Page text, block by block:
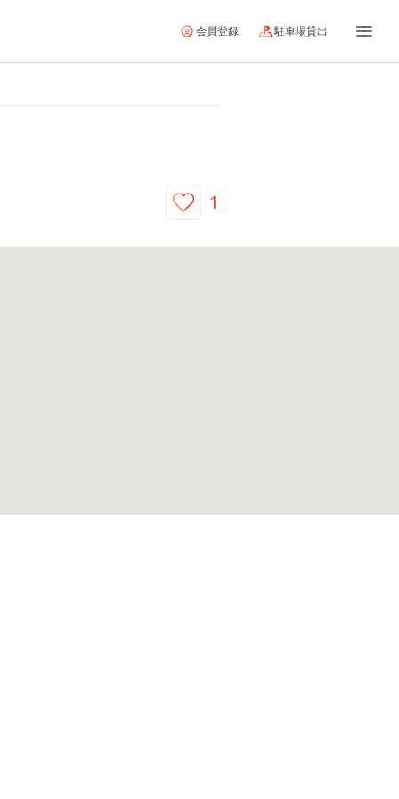
会員登録 駐車場貸出
1